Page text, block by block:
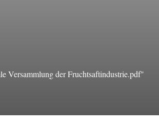
Versammlung der Fruchtsaftindustrie.pdf"